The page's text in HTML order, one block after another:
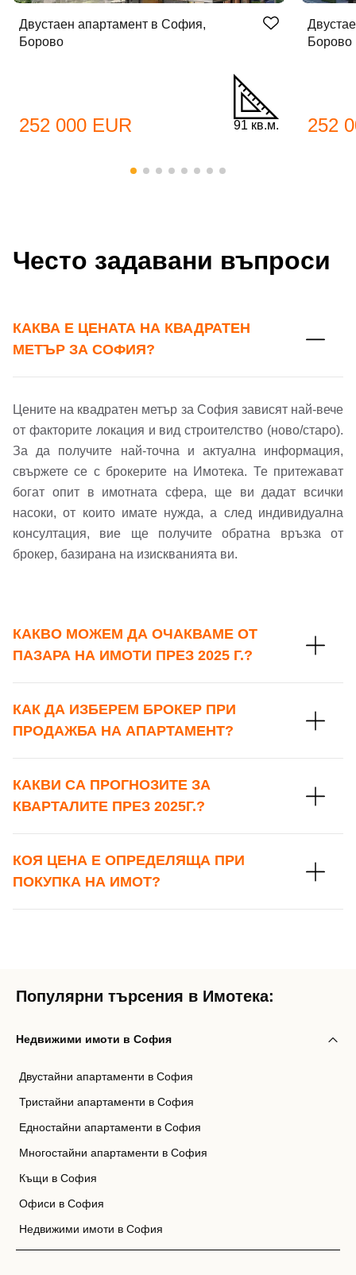
Имейл Адрес
Парола
или използвай профил
Вход с Google
Вход с Facebook
Двустаен апартамент в София,
Борово
252 000 EUR 91 кв.м.
Борово
252
Често задавани въпроси
КАКВА Е ЦЕНАТА НА КВАДРАТЕН
МЕТЪР ЗА СОФИЯ?
Цените на квадратен метър за София зависят най-вече
от факторите локация и вид строителство (ново/старо).
За да получите най-точна и актуална информация,
свържете се с брокерите на Имотека. Те притежават
богат опит в имотната сфера, ще ви дадат всички
насоки, от които имате нужда, а след индивидуална
консултация, вие ще получите обратна връзка от
брокер, базирана на изискванията ви.
КАКВО МОЖЕМ ДА ОЧАКВАМЕ ОТ
ПАЗАРА НА ИМОТИ ПРЕЗ 2025 Г.?
КАК ДА ИЗБЕРЕМ БРОКЕР ПРИ
ПРОДАЖБА НА АПАРТАМЕНТ?
КАКВИ СА ПРОГНОЗИТЕ ЗА
КВАРТАЛИТЕ ПРЕЗ 2025Г.?
КОЯ ЦЕНА Е ОПРЕДЕЛЯЩА ПРИ
ПОКУПКА НА ИМОТ?
Вашето запитване стигна до нас. Ще
Популярни търсения в Имотека:
Недвижими имоти в София
Двустайни апартаменти в София
Тристайни апартаменти в София
Едностайни апартаменти в София
Многостайни апартаменти в София
Къщи в София
Офиси в София
Недвижими имоти в София